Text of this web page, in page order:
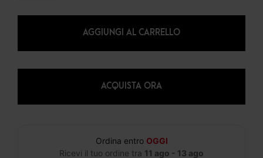
AGGIUNGI AL CARRELLO
ACQUISTA ORA
Ordina entro OGGI
Ricevi il tuo ordine tra 11 ago - 13 ago